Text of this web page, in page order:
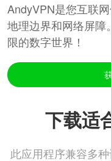
AndyVPN是您互联
地理边界和网络屏障
限的数字世界！
下载适
此应用程序兼容多